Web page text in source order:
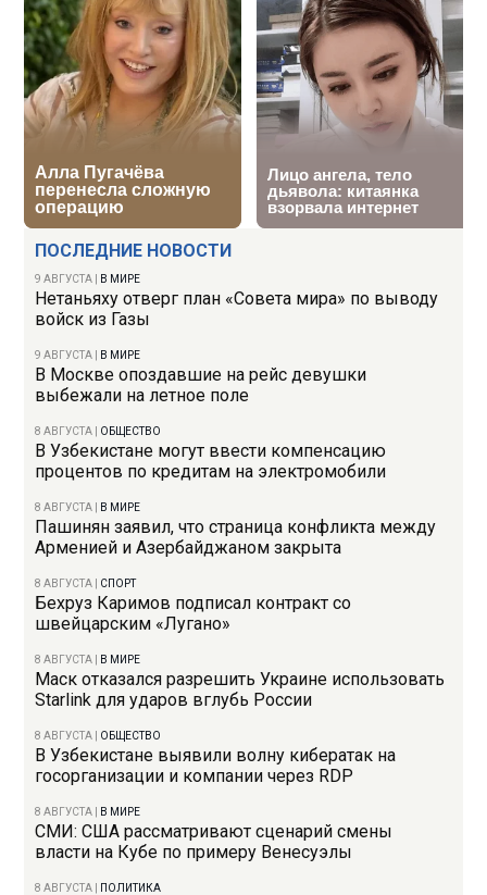
ПОСЛЕДНИЕ НОВОСТИ
9 АВГУСТА В МИРЕ
Нетаньяху отверг план «Совета мира» по выводу
войск из Газы
9 АВГУСТА В МИРЕ
В Москве опоздавшие на рейс девушки
выбежали на летное поле
8 АВГУСТА ОБЩЕСТВО
В Узбекистане могут ввести компенсацию
процентов по кредитам на электромобили
8 АВГУСТА В МИРЕ
Пашинян заявил, что страница конфликта между
Арменией и Азербайджаном закрыта
8 АВГУСТА СПОРТ
Бехруз Каримов подписал контракт со
швейцарским «Лугано»
8 АВГУСТА В МИРЕ
Маск отказался разрешить Украине использовать
Starlink для ударов вглубь России
8 АВГУСТА ОБЩЕСТВО
В Узбекистане выявили волну кибератак на
госорганизации и компании через RDP
8 АВГУСТА В МИРЕ
СМИ: США рассматривают сценарий смены
власти на Кубе по примеру Венесуэлы
8 АВГУСТА ПОЛИТИКА